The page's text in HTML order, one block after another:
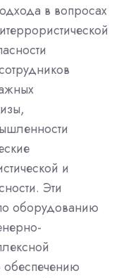
в вопросах
и
Эти
оборудованию
обеспечению